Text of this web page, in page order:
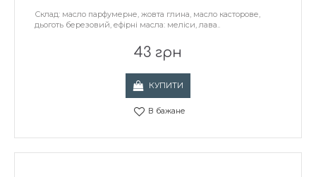
Склад: масло парфумерне, жовта глина, масло касторове,
дьоготь березовий, ефірні масла: меліси, лава..
43 грн
КУПИТИ
В бажане